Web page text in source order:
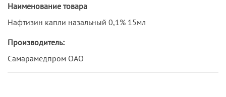
Наименование товара
Нафтизин капли назальный 0,1% 15мл
Производитель:
Самарамедпром ОАО